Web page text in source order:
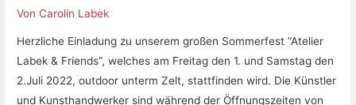
VonCarolin Labek
Herzliche Einladung zu unserem großen Sommerfest “Atelier
Labek & Friends”, welches am Freitag den 1. und Samstag den
2.Juli 2022, outdoor unterm Zelt, stattfinden wird. Die Künstler
und Kunsthandwerker sind während der Öffnungszeiten von